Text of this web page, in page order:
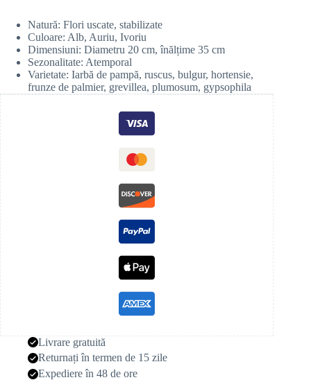
Natură: Flori uscate, stabilizate
Culoare: Alb, Auriu, Ivoriu
Dimensiuni: Diametru 20 cm, înălțime 35 cm
Sezonalitate: Atemporal
Varietate: Iarbă de pampă, ruscus, bulgur, hortensie,
frunze de palmier, grevillea, plumosum, gypsophila
Livrare gratuită
Returnați în termen de 15 zile
Expediere în 48 de ore